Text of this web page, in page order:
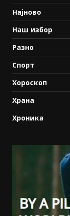
Најново
Наш избор
Разно
Спорт
Хороскоп
Храна
Хроника